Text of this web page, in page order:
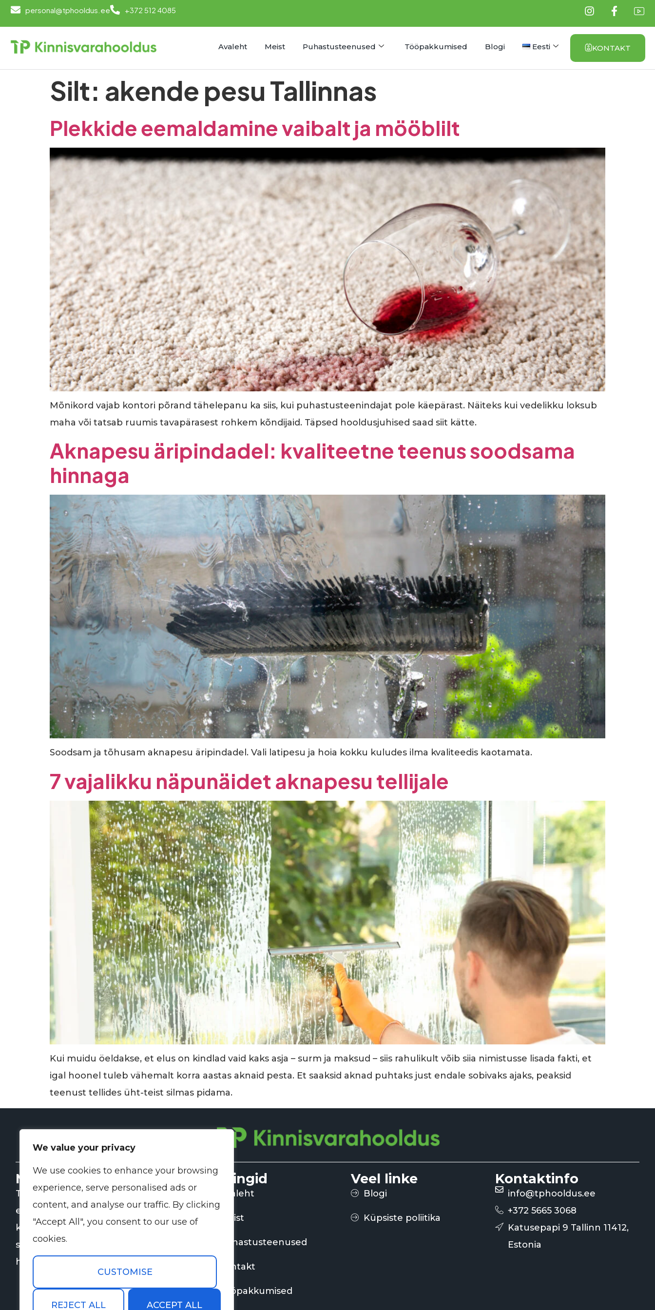
We value your privacy
We use cookies to enhance your browsing
experience, serve personalised ads or
content, and analyse our traffic. By clicking
"Accept All", you consent to our use of
cookies.
CUSTOMISE
REJECT ALL ACCEPT ALL
personal@tphooldus.ee +372 512 4085
Avaleht Meist Puhastusteenused Tööpakkumised Blogi Eesti KONTAKT
Silt: akende pesu Tallinnas
Plekkide eemaldamine vaibalt ja mööblilt
Mõnikord vajab kontori põrand tähelepanu ka siis, kui puhastusteenindajat pole käepärast. Näiteks kui vedelikku loksub
maha või tatsab ruumis tavapärasest rohkem kõndijaid. Täpsed hooldusjuhised saad siit kätte.
Aknapesu äripindadel: kvaliteetne teenus soodsama
hinnaga
Soodsam ja tõhusam aknapesu äripindadel. Vali latipesu ja hoia kokku kuludes ilma kvaliteedis kaotamata.
7 vajalikku näpunäidet aknapesu tellijale
Kui muidu öeldakse, et elus on kindlad vaid kaks asja – surm ja maksud – siis rahulikult võib siia nimistusse lisada fakti, et
igal hoonel tuleb vähemalt korra aastas aknaid pesta. Et saaksid aknad puhtaks just endale sobivaks ajaks, peaksid
teenust tellides üht-teist silmas pidama.
Meie kohta
TP Kinnisvarahooldus aitab
ettevõtetel ja kinnisvaraomanikel
korraldada nii igapäevaseid kui ka
spetsialiseeritud koristus- ja
hooldusteenuseid.
Kiirlingid
Avaleht
Meist
Puhastusteenused
kontakt
Tööpakkumised
Veel linke
Blogi
Küpsiste poliitika
Kontaktinfo
info@tphooldus.ee
+372 5665 3068
Katusepapi 9 Tallinn 11412,
Estonia